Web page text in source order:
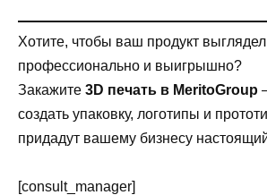
Хотите, чтобы ваш продукт выглядел
профессионально и выигрышно?
Закажите 3D печать в MeritoGroup
создать упаковку, логотипы и
придадут вашему бизнесу
[consult_manager]